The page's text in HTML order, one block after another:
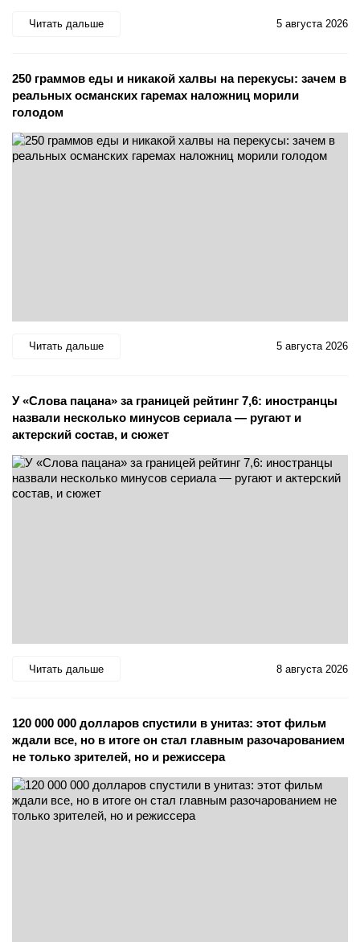
Читать дальше 5 августа 2026
250 граммов еды и никакой халвы на перекусы: зачем в
реальных османских гаремах наложниц морили
голодом
Читать дальше 5 августа 2026
У «Слова пацана» за границей рейтинг 7,6: иностранцы
назвали несколько минусов сериала — ругают и
актерский состав, и сюжет
Читать дальше 8 августа 2026
120 000 000 долларов спустили в унитаз: этот фильм
ждали все, но в итоге он стал главным разочарованием
не только зрителей, но и режиссера